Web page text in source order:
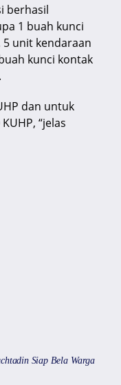
berhasil
1 buah kunci
5 unit kendaraan
kunci kontak
dan untuk
“jelas
Siap Bela Warga